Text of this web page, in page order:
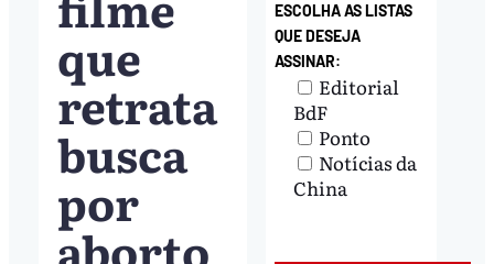
que
retrata
busca
por
aborto
ESCOLHA AS LISTAS
QUE DESEJA
ASSINAR:
Editorial
BdF
Ponto
Notícias da
China